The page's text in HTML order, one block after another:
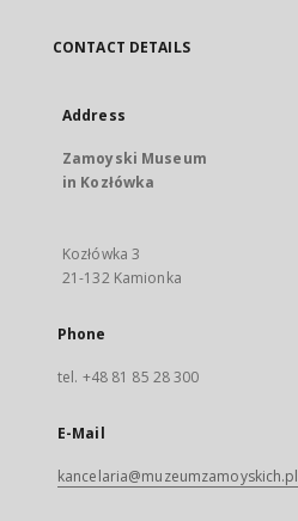
CONTACT DETAILS
Address
Zamoyski Museum
in Kozłówka
Kozłówka 3
21-132 Kamionka
Phone
tel. +48 81 85 28 300
E-Mail
kancelaria@muzeumzamoyskich.pl